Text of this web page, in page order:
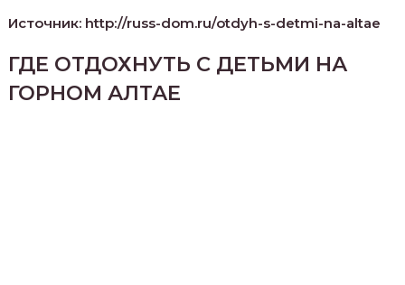
Источник: http://russ-dom.ru/otdyh-s-detmi-na-altae
ГДЕ ОТДОХНУТЬ С ДЕТЬМИ НА
ГОРНОМ АЛТАЕ